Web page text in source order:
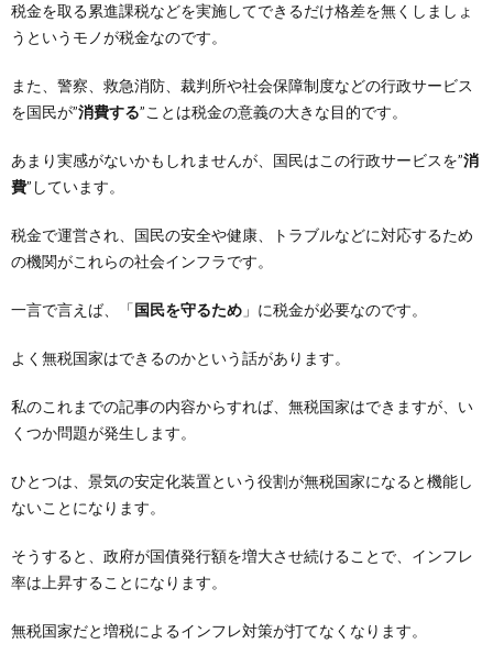
税金を取る累進課税などを実施してできるだけ格差を無くしましょ
うというモノが税金なのです。
また、警察、救急消防、裁判所や社会保障制度などの行政サービス
を国民が”消費する”ことは税金の意義の大きな目的です。
あまり実感がないかもしれませんが、国民はこの行政サービスを”消
費”しています。
税金で運営され、国民の安全や健康、トラブルなどに対応するため
の機関がこれらの社会インフラです。
一言で言えば、「国民を守るため 」に税金が必要なのです。
よく無税国家はできるのかという話があります。
私のこれまでの記事の内容からすれば、無税国家はできますが、い
くつか問題が発生します。
ひとつは、景気の安定化装置という役割が無税国家になると機能し
ないことになります。
そうすると、政府が国債発行額を増大させ続けることで、インフレ
率は上昇することになります。
無税国家だと増税によるインフレ対策が打てなくなります。